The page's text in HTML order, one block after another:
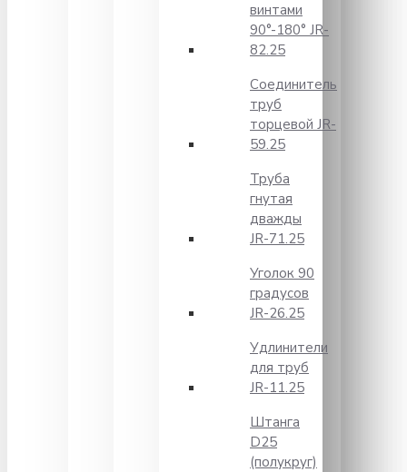
винтами
90°-180° JR-
82.25
Соединитель
труб
торцевой JR-
59.25
Труба
гнутая
дважды
JR-71.25
Уголок 90
градусов
JR-26.25
Удлинители
для труб
JR-11.25
Штанга
D25
(полукруг)